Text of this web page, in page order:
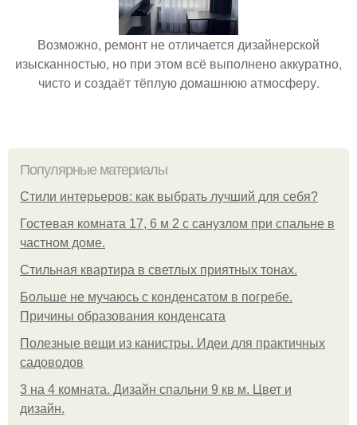
Возможно, ремонт не отличается дизайнерской
изысканностью, но при этом всё выполнено аккуратно,
чисто и создаёт тёплую домашнюю атмосферу.
Популярные материалы
Стили интерьеров: как выбрать лучший для себя?
Гостевая комната 17, 6 м 2 с санузлом при спальне в
частном доме.
Стильная квартира в светлых приятных тонах.
Больше не мучаюсь с конденсатом в погребе.
Причины образования конденсата
Полезные вещи из канистры. Идеи для практичных
садоводов
3 на 4 комната. Дизайн спальни 9 кв м. Цвет и
дизайн.